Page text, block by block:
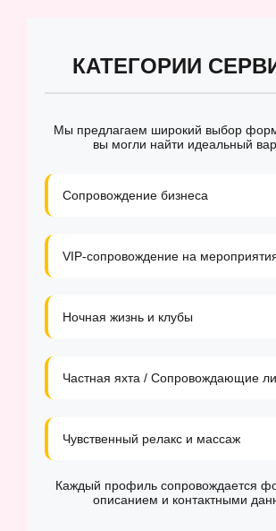
КАТЕГОРИИ
Мы предлагаем широкий выбор
вы могли найти идеальный
Сопровождение бизнеса
VIP-сопровождение на
Ночная жизнь и клубы
Частная яхта / Сопровождающие
Чувственный релакс и массаж
Каждый профиль сопровождается
описанием и контактными